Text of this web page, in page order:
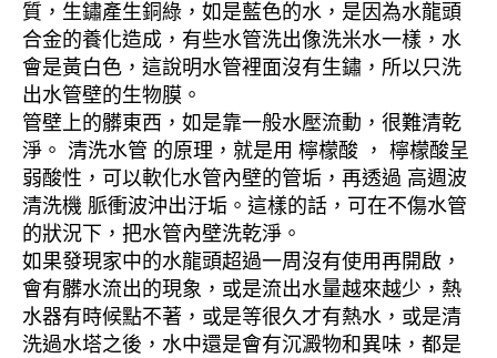
質，生鏽產生銅綠，如是藍色的水，是因為水龍頭
合金的養化造成，有些水管洗出像洗米水一樣，水
會是黃白色，這說明水管裡面沒有生鏽，所以只洗
出水管壁的生物膜。
管壁上的髒東西，如是靠一般水壓流動，很難清乾
淨。 清洗水管 的原理，就是用 檸檬酸 ， 檸檬酸呈
弱酸性，可以軟化水管內壁的管垢，再透過 高週波
清洗機 脈衝波沖出汙垢。這樣的話，可在不傷水管
的狀況下，把水管內壁洗乾淨。
如果發現家中的水龍頭超過一周沒有使用再開啟，
會有髒水流出的現象，或是流出水量越來越少，熱
水器有時候點不著，或是等很久才有熱水，或是清
洗過水塔之後，水中還是會有沉澱物和異味，都是